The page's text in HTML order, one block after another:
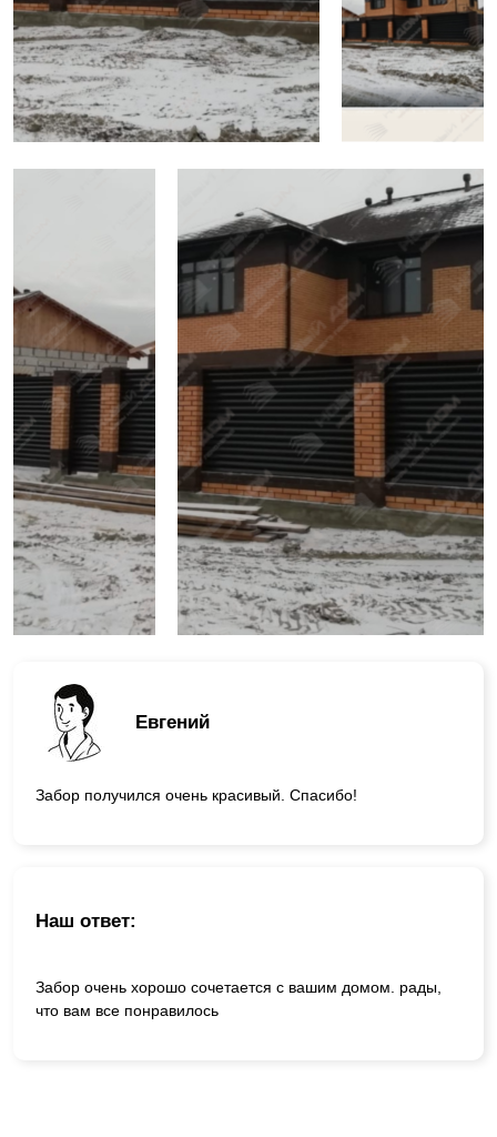
Евгений
Забор получился очень красивый. Спасибо!
Наш ответ:
Забор очень хорошо сочетается с вашим домом. рады,
что вам все понравилось